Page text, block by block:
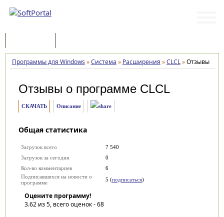
Программы для Windows »Система » Расширения »CLCL»Отзывы
Отзывы о программе CLCL
СКАЧАТЬ Описание
Общая статистика
Загрузок всего
7 540
Загрузок за сегодня
0
Кол-во комментариев
6
Подписавшихся на новости о
программе
5 (подписаться)
Оцените программу!
3.62из 5, всего оценок -68